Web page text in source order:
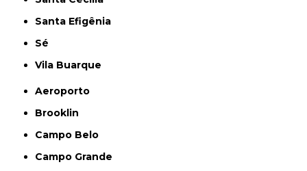
Santa Efigênia
Sé
Vila Buarque
Aeroporto
Brooklin
Campo Belo
Campo Grande